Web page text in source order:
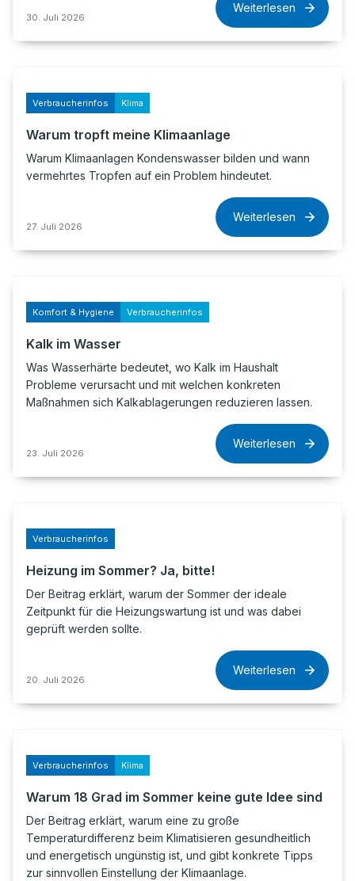
30. Juli 2026
Weiterlesen
Verbraucherinfos Klima
Warum tropft meine Klimaanlage
Warum Klimaanlagen Kondenswasser bilden und wann
vermehrtes Tropfen auf ein Problem hindeutet.
27. Juli 2026
Weiterlesen
Komfort & Hygiene Verbraucherinfos
Kalk im Wasser
Was Wasserhärte bedeutet, wo Kalk im Haushalt
Probleme verursacht und mit welchen konkreten
Maßnahmen sich Kalkablagerungen reduzieren lassen.
23. Juli 2026
Weiterlesen
Verbraucherinfos
Heizung im Sommer? Ja, bitte!
Der Beitrag erklärt, warum der Sommer der ideale
Zeitpunkt für die Heizungswartung ist und was dabei
geprüft werden sollte.
20. Juli 2026
Weiterlesen
Verbraucherinfos Klima
Warum 18 Grad im Sommer keine gute Idee sind
Der Beitrag erklärt, warum eine zu große
Temperaturdifferenz beim Klimatisieren gesundheitlich
und energetisch ungünstig ist, und gibt konkrete Tipps
zur sinnvollen Einstellung der Klimaanlage.